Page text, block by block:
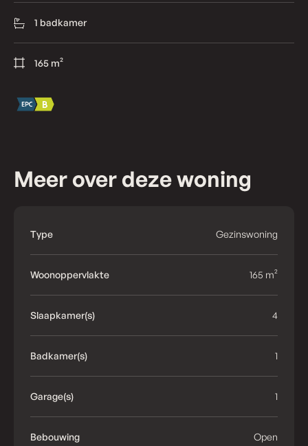
1 badkamer
165 m²
Meer over deze woning
Type Gezinswoning
Woonoppervlakte 165 m²
Slaapkamer(s) 4
Badkamer(s) 1
Garage(s) 1
Bebouwing Open